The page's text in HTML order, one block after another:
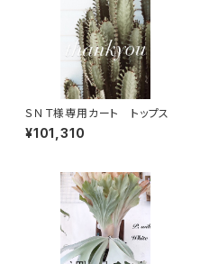
ＳＮＴ様専用カート トップス
¥101,310